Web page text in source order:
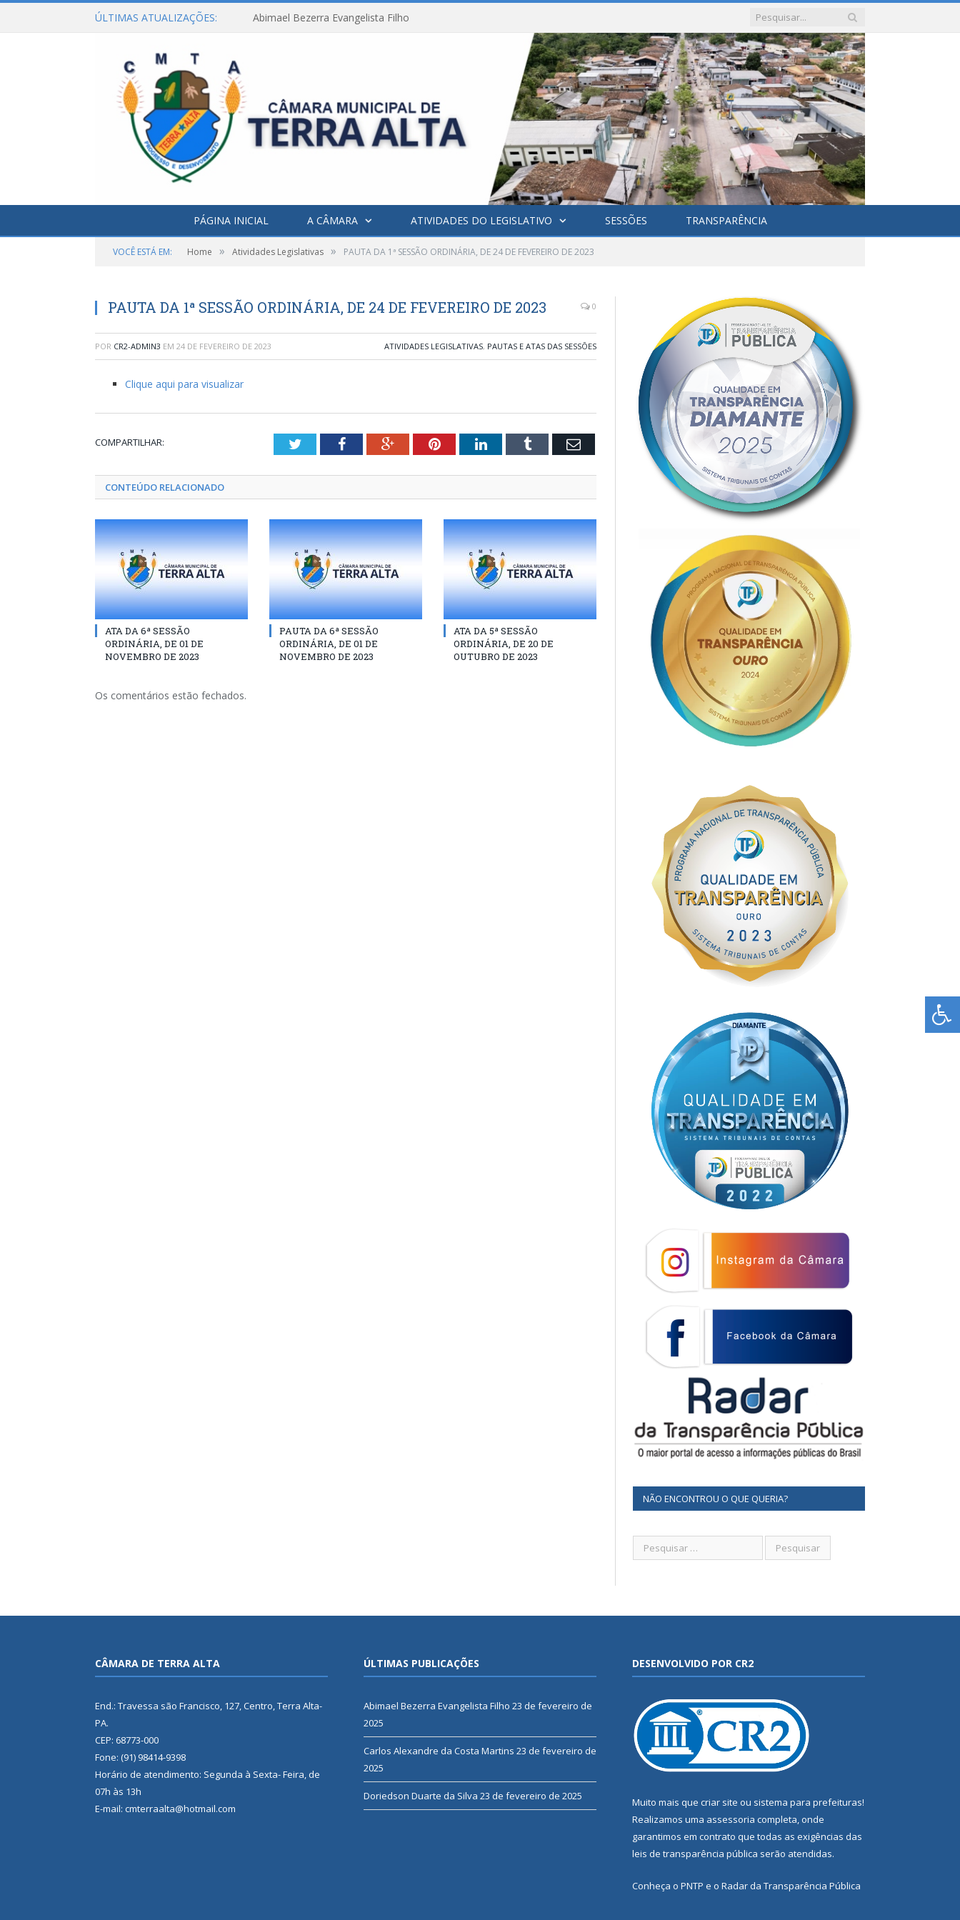
ÚLTIMAS ATUALIZAÇÕES: Abimael Bezerra Evangelista Filho
PÁGINA INICIAL A CÂMARA ATIVIDADES DO LEGISLATIVO SESSÕES TRANSPARÊNCIA
VOCÊ ESTÁ EM: Home » Atividades Legislativas » PAUTA DA 1ª SESSÃO ORDINÁRIA, DE 24 DE FEVEREIRO DE 2023
PAUTA DA 1ª SESSÃO ORDINÁRIA, DE 24 DE FEVEREIRO DE 2023 0
POR CR2-ADMIN3 EM 24 DE FEVEREIRO DE 2023 ATIVIDADES LEGISLATIVAS, PAUTAS E ATAS DAS SESSÕES
Clique aqui para visualizar
COMPARTILHAR: TwitterFacebookGoogle+PinterestLinkedInTumblr Email
CONTEÚDO RELACIONADO
ATA DA 6ª SESSÃO
ORDINÁRIA, DE 01 DE
NOVEMBRO DE 2023
PAUTA DA 6ª SESSÃO
ORDINÁRIA, DE 01 DE
NOVEMBRO DE 2023
ATA DA 5ª SESSÃO
ORDINÁRIA, DE 20 DE
OUTUBRO DE 2023
Os comentários estão fechados.
NÃO ENCONTROU O QUE QUERIA?
CÂMARA DE TERRA ALTA
End.: Travessa são Francisco, 127, Centro, Terra Alta-
PA.
CEP: 68773-000
Fone: (91) 98414-9398
Horário de atendimento: Segunda à Sexta- Feira, de
07h às 13h
E-mail: cmterraalta@hotmail.com
ÚLTIMAS PUBLICAÇÕES
Abimael Bezerra Evangelista Filho 23 de fevereiro de
2025
Carlos Alexandre da Costa Martins 23 de fevereiro de
2025
Doriedson Duarte da Silva 23 de fevereiro de 2025
DESENVOLVIDO POR CR2
Muito mais que criar site ou sistema para prefeituras!
Realizamos uma assessoria completa, onde
garantimos em contrato que todas as exigências das
leis de transparência pública serão atendidas.
Conheça o PNTP e o Radar da Transparência Pública